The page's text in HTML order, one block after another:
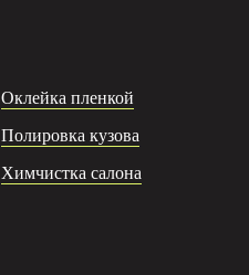
Оклейка пленкой
Полировка кузова
Химчистка салона